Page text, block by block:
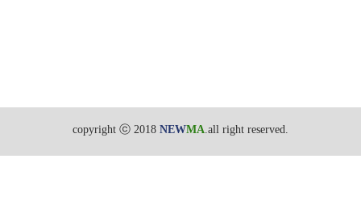
copyright ⓒ 2018 NEWMA.all right reserved.